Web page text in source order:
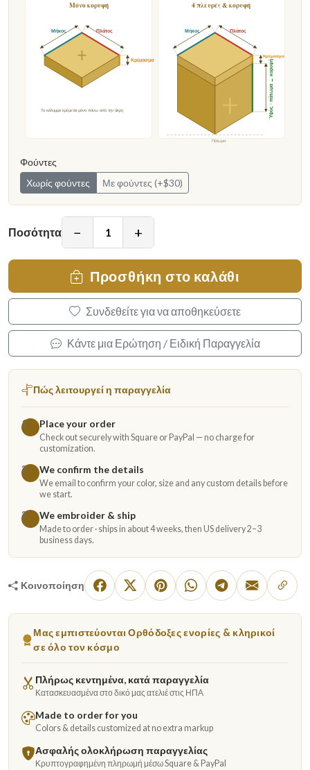
Μόνο κορυφή 4 πλευρές & κορυφή
Πλάτος
Μήκος
Κρέμασμα
Το κάλυμμα κρέμεται μόνο πάνω από την άκρη
Πάτωμα
Πλάτος
Μήκος
Κρέμασμα
Ύψος · πάτωμα → κορυφή
Φούντες
Χωρίς φούντες
Με φούντες (+$30)
Ποσότητα − +
Προσθήκη στο καλάθι
Συνδεθείτε για να αποθηκεύσετε
Κάντε μια Ερώτηση / Ειδική Παραγγελία
Πώς λειτουργεί η παραγγελία
1 Place your order
Check out securely with Square or PayPal — no charge for
customization.
2
We confirm the details
We email to confirm your color, size and any custom details before
we start.
3
We embroider & ship
Made to order · ships in about 4 weeks, then US delivery 2–3
business days.
Κοινοποίηση
Μας εμπιστεύονται Ορθόδοξες ενορίες & κληρικοί
σε όλο τον κόσμο
Πλήρως κεντημένα, κατά παραγγελία
Κατασκευασμένα στο δικό μας ατελιέ στις ΗΠΑ
Made to order for you
Colors & details customized at no extra markup
Ασφαλής ολοκλήρωση παραγγελίας
Κρυπτογραφημένη πληρωμή μέσω Square & PayPal